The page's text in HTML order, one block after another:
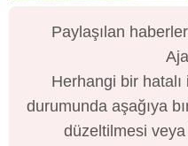
Paylaşılan
Herhangi bir hatalı
durumunda aşağıya
düzeltilmesi veya